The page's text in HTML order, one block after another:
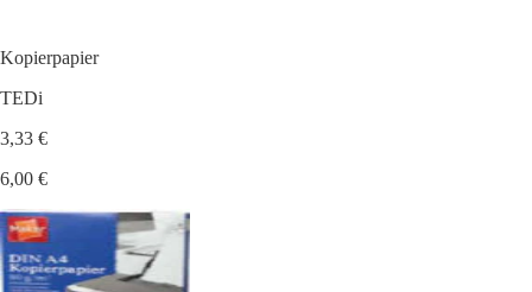
Kopierpapier
TEDi
3,33 €
6,00 €